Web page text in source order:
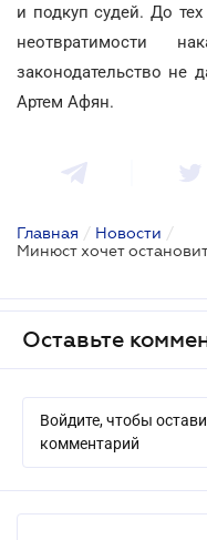
и подкуп судей. До
неотвратимости
законодательство не
Артем Афян.
Главная / Новости /
Минюст хочет
Оставьте
Войдите, чтобы
комментарий